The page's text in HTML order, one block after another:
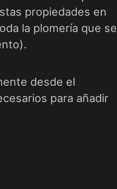
propiedades en
la plomería que se
desde el
para añadir